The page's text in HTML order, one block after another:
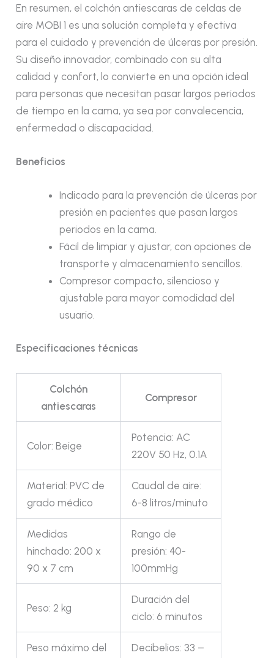
En resumen, el colchón antiescaras de celdas de
aire MOBI 1 es una solución completa y efectiva
para el cuidado y prevención de úlceras por presión.
Su diseño innovador, combinado con su alta
calidad y confort, lo convierte en una opción ideal
para personas que necesitan pasar largos periodos
de tiempo en la cama, ya sea por convalecencia,
enfermedad o discapacidad.
Beneficios
Indicado para la prevención de úlceras por
presión en pacientes que pasan largos
periodos en la cama.
Fácil de limpiar y ajustar, con opciones de
transporte y almacenamiento sencillos.
Compresor compacto, silencioso y
ajustable para mayor comodidad del
usuario.
Especificaciones técnicas
Colchón
antiescaras
Compresor
Color: Beige
Potencia: AC
220V 50 Hz, 0.1A
Material: PVC de
grado médico
Caudal de aire:
6-8 litros/minuto
Medidas
hinchado: 200 x
90 x 7 cm
Rango de
presión: 40-
100mmHg
Peso: 2 kg
Duración del
ciclo: 6 minutos
Peso máximo del
Decibelios: 33 –